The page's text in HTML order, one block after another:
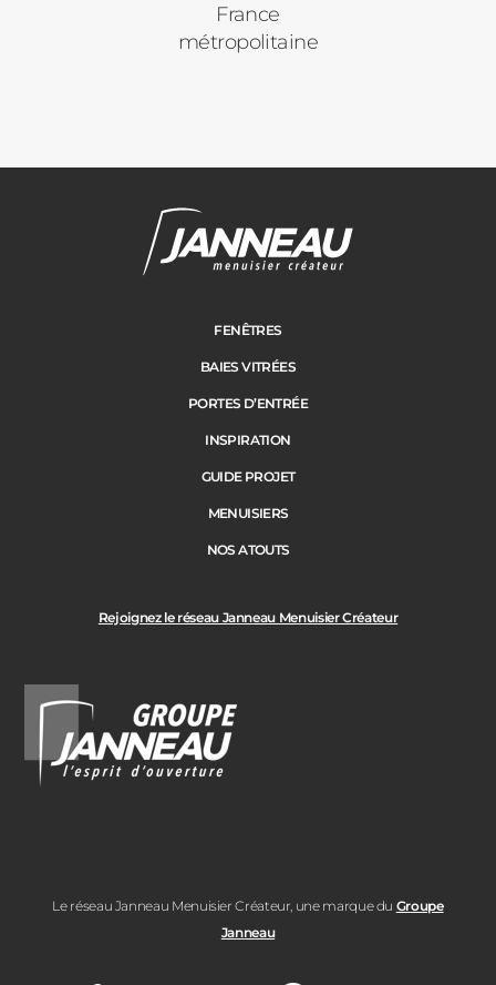
France
métropolitaine
Rejoignez le réseau Janneau Menuisier Créateur
Le réseau Janneau Menuisier Créateur, une marque du Groupe
Janneau
FENÊTRES
BAIES VITRÉES
PORTES D’ENTRÉE
INSPIRATION
GUIDE PROJET
MENUISIERS
NOS ATOUTS
Janneau Menuisier Créateur